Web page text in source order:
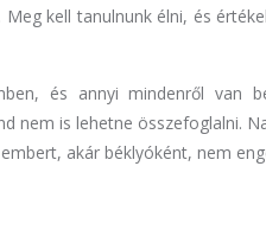
kell tanulnunk élni, és
és annyi mindenről van
nem is lehetne összefoglalni.
akár béklyóként, nem